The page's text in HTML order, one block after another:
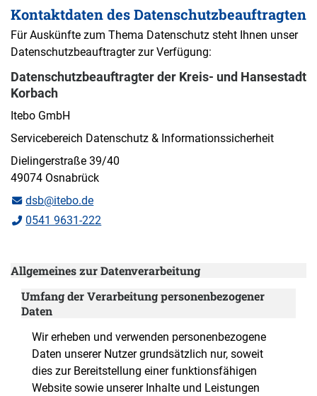
Kontaktdaten des Datenschutzbeauftragten
Für Auskünfte zum Thema Datenschutz steht Ihnen unser
Datenschutzbeauftragter zur Verfügung:
Datenschutzbeauftragter der Kreis- und Hansestadt
Korbach
Itebo GmbH
Servicebereich Datenschutz & Informationssicherheit
Dielingerstraße 39/40
49074 Osnabrück
dsb@itebo.de
0541 9631-222
Allgemeines zur Datenverarbeitung
Umfang der Verarbeitung personenbezogener
Daten
Wir erheben und verwenden personenbezogene
Daten unserer Nutzer grundsätzlich nur, soweit
dies zur Bereitstellung einer funktionsfähigen
Website sowie unserer Inhalte und Leistungen